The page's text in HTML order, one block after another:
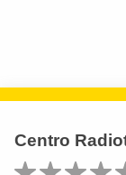
Centro